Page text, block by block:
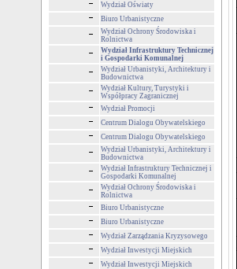
Wydział Oświaty
Biuro Urbanistyczne
Wydział Ochrony Środowiska i
Rolnictwa
Wydział Infrastruktury Technicznej
i Gospodarki Komunalnej
Wydział Urbanistyki, Architektury i
Budownictwa
Wydział Kultury, Turystyki i
Współpracy Zagranicznej
Wydział Promocji
Centrum Dialogu Obywatelskiego
Centrum Dialogu Obywatelskiego
Wydział Urbanistyki, Architektury i
Budownictwa
Wydział Infrastruktury Technicznej i
Gospodarki Komunalnej
Wydział Ochrony Środowiska i
Rolnictwa
Biuro Urbanistyczne
Biuro Urbanistyczne
Wydział Zarządzania Kryzysowego
Wydział Inwestycji Miejskich
Wydział Inwestycji Miejskich